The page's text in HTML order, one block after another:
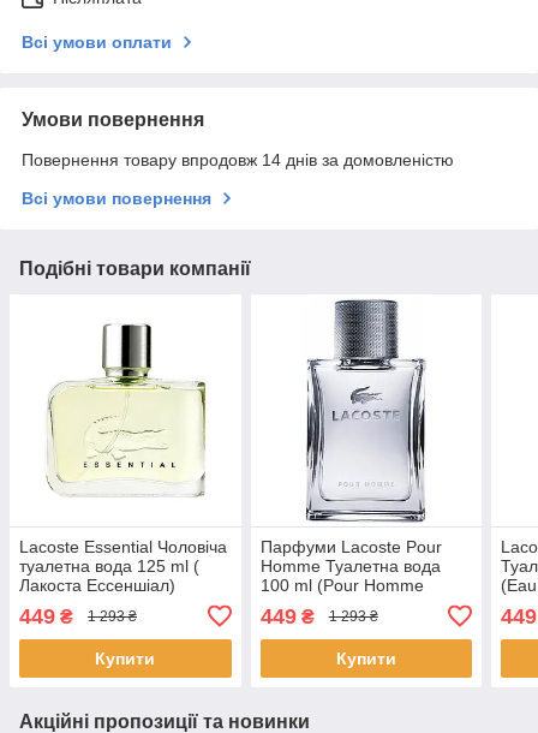
Всі умови оплати
Умови повернення
Повернення товару впродовж 14 днів за домовленістю
Всі умови повернення
Подібні товари компанії
Lacoste Essential Чоловіча
туалетна вода 125 ml (
Лакоста Ессеншіал)
449 ₴ 1 293 ₴
Купити
Парфуми Lacoste Pour
Homme Туалетна вода
100 ml (Pour Homme
Чоловічі)
449₴ 1 293 ₴
Купити
449
Акційні пропозиції та новинки